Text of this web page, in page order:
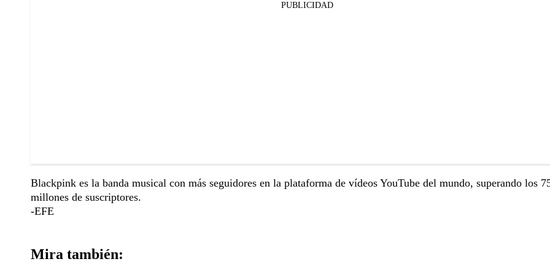
PUBLICIDAD
Blackpink es la banda musical con más seguidores en la plataforma de vídeos YouTube del mundo, superando los
millones de suscriptores.
-EFE
Mira también: